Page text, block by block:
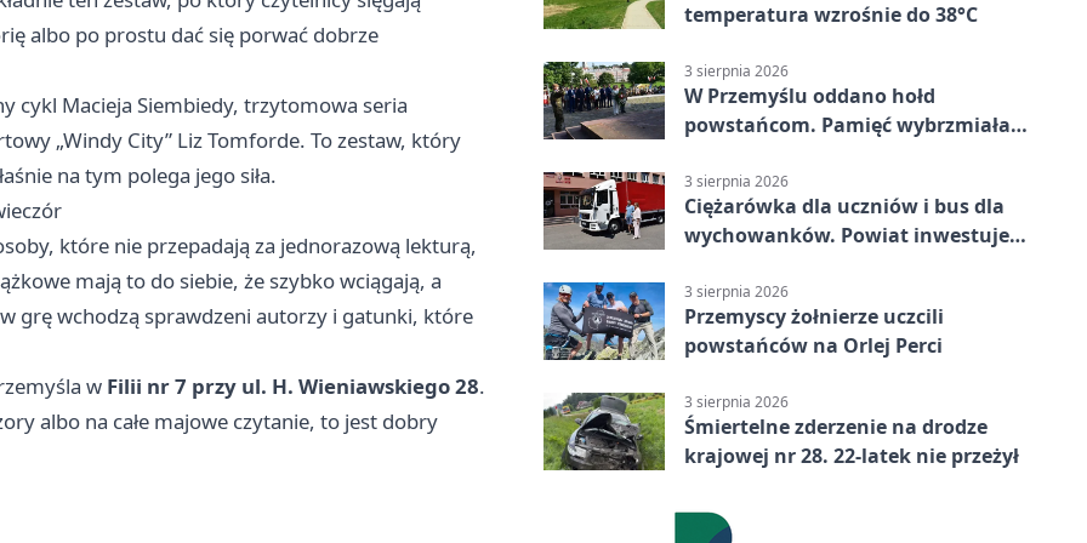
albo po prostu dać się porwać dobrze
cykl Macieja Siembiedy, trzytomowa seria
„Windy City” Liz Tomforde. To zestaw, który
na tym polega jego siła.
które nie przepadają za jednorazową lekturą,
mają to do siebie, że szybko wciągają, a
grę wchodzą sprawdzeni autorzy i gatunki, które
w Filii nr 7 przy ul. H. Wieniawskiego 28.
albo na całe majowe czytanie, to jest dobry
temperatura wzrośnie do 38°C
3 sierpnia 2026
W Przemyślu oddano hołd
powstańcom. Pamięć wybrzmiała
3 sierpnia 2026
Ciężarówka dla uczniów i bus dla
wychowanków. Powiat inwestuje
3 sierpnia 2026
Przemyscy żołnierze uczcili
powstańców na Orlej Perci
3 sierpnia 2026
Śmiertelne zderzenie na drodze
krajowej nr 28. 22-latek nie przeżył